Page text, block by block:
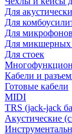
Для
Для
Для микрофонов
Для микшерных
Для стоек
Кабели и
Готовые кабели
MIDI
TRS (jack-jack
Акустические